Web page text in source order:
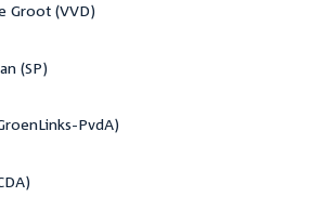
Groot (VVD)
(SP)
PvdA)